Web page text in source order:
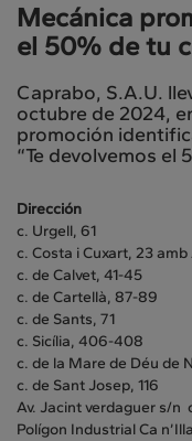
Mecánica
el 50% de tu
Caprabo, S.A.U.
octubre de 2024,
promoción
“Te devolvemos el
Dirección
c. Urgell, 61
c. Costa i Cuxart, 23 amb
c. de Calvet, 41-45
c. de Cartellà, 87-89
c. de Sants, 71
c. Sicília, 406-408
c. de la Mare de Déu de
c. de Sant Josep, 116
Av. Jacint verdaguer s/n
Polígon Industrial Ca n’Illa